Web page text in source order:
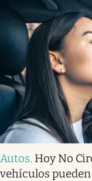
Autos. Hoy No
vehículos